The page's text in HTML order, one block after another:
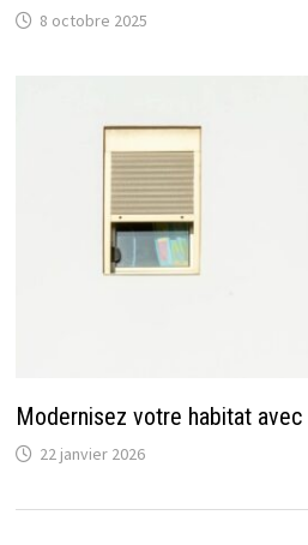
8 octobre 2025
Modernisez votre habitat
22 janvier 2026